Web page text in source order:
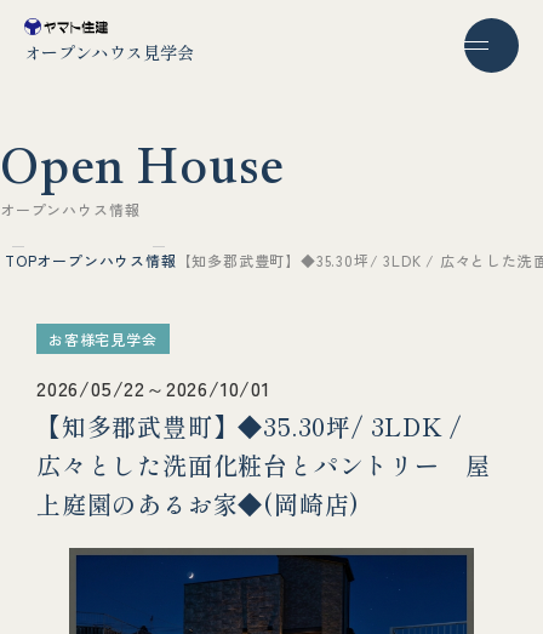
オープンハウス見学会
Open House
オー プンハ ウ ス情報
TOPオープンハウス情報 【知多郡武豊町】◆35.30坪/ 3LDK / 広々とした
お客様宅見学会
2026/05/22～2026/10/01
【知多郡武豊町】◆35.30坪/ 3LDK /
広々とした洗面化粧台とパントリー 屋
上庭園のあるお家◆(岡崎店)